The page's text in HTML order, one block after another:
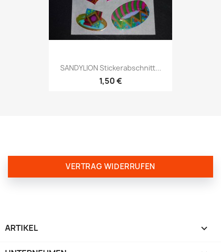
SANDYLION Stickerabschnitt...
1,50 €
VERTRAG WIDERRUFEN
ARTIKEL 